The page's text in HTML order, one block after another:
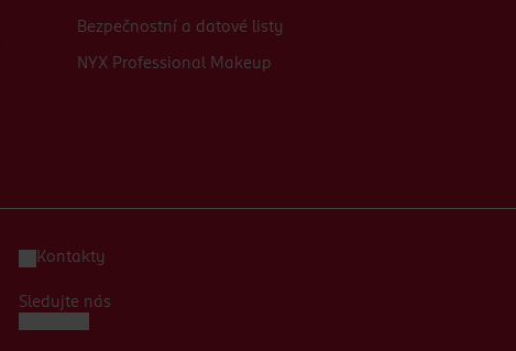
Bezpečnostní a datové listy
NYX Professional Makeup
Kontakty
Sledujte nás